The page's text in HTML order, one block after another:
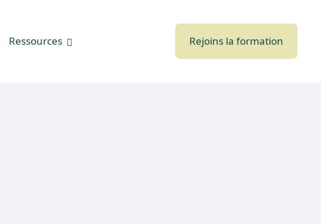
Ressources Rejoins la formation